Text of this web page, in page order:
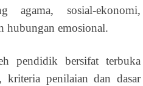
agama, sosial-ekonomi,
hubungan emosional.
pendidik bersifat terbuka
kriteria penilaian dan dasar